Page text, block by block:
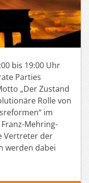
bis 19:00 Uhr
Parties
„Der Zustand
Rolle von
im
Mehring-
Vertreter der
werden dabei